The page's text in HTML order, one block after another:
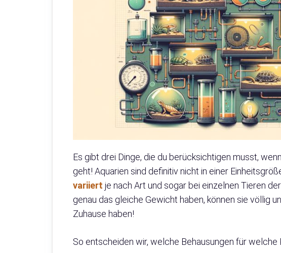
Es gibt drei Dinge, die du berücksichtigen musst,
geht! Aquarien sind definitiv nicht in einer
variiert je nach Art und sogar bei einzelnen Tieren
genau das gleiche Gewicht haben, können sie völlig
Zuhause haben!
So entscheiden wir, welche Behausungen für welche